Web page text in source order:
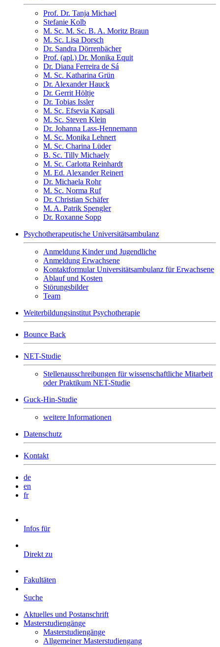
Prof. Dr. Tanja Michael
Stefanie Kolb
M. Sc. M. Sc. B. A. Moritz Braun
M. Sc. Lisa Dorsch
Dr. Sandra Dörrenbächer
Prof. (apl.) Dr. Monika Equit
Dr. Diana Ferreira de Sá
M. Sc. Katharina Grün
Dr. Alexander Hauck
Dr. Gerrit Höltje
Dr. Tobias Issler
M. Sc. Efsevia Kapsali
M. Sc. Steven Klein
Dr. Johanna Lass-Hennemann
M. Sc. Monika Lehnert
M. Sc. Charina Lüder
B. Sc. Tilly Michaely
M. Sc. Carlotta Reinhardt
M. Ed. Alexander Reinert
Dr. Michaela Rohr
M. Sc. Norma Ruf
Dr. Christian Schäfer
M. A. Patrik Spengler
Dr. Roxanne Sopp
Psychotherapeutische Universitätsambulanz
Anmeldung Kinder und Jugendliche
Anmeldung Erwachsene
Kontaktformular Universitätsambulanz für Erwachsene
Ablauf und Kosten
Störungsbilder
Team
Weiterbildungsinstitut Psychotherapie
Bounce Back
NET-Studie
Stellenausschreibungen für wissenschaftliche Mitarbeit
oder Praktikum NET-Studie
Guck-Hin-Studie
weitere Informationen
Datenschutz
Kontakt
de
en
fr
Infos für
Direkt zu
Fakultäten
Suche
Aktuelles und Postanschrift
Masterstudiengänge
Masterstudiengänge
Allgemeiner Masterstudiengang